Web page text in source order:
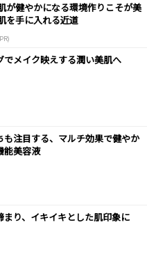
が健やかになる環境作りこそが美
を手に入れる近道
でメイク映えする潤い美肌へ
も注目する、マルチ効果で健やか
能美容液
まり、イキイキとした肌印象に